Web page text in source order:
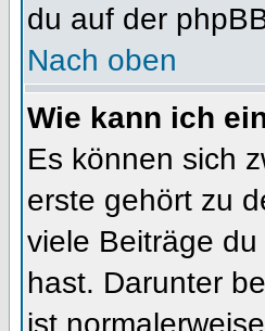
du auf der
Nach oben
Wie kann ich
Es können sich
erste gehört zu
viele Beiträge
hast. Darunter
ist